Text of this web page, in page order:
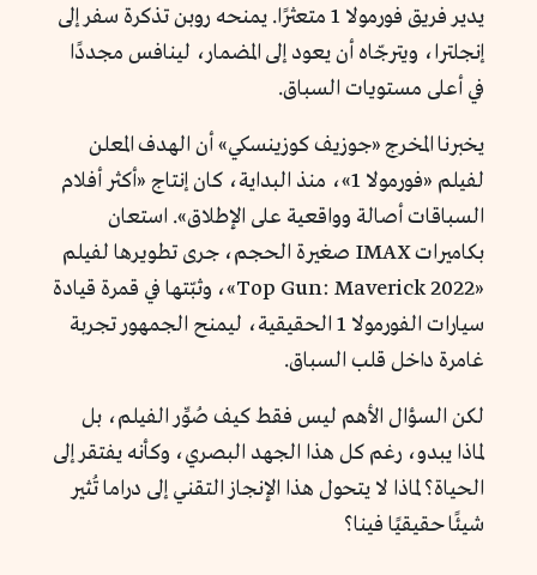
يدير فريق فورمولا 1 متعثرًا. يمنحه روبن تذكرة سفر إلى
إنجلترا، ويترجّاه أن يعود إلى المضمار، لينافس مجددًا
في أعلى مستويات السباق.
يخبرنا المخرج «جوزيف كوزينسكي» أن الهدف المعلن
لفيلم «فورمولا 1»، منذ البداية، كان إنتاج «أكثر أفلام
السباقات أصالة وواقعية على الإطلاق». استعان
بكاميرات IMAX صغيرة الحجم، جرى تطويرها لفيلم
«Top Gun: Maverick 2022»، وثبّتها في قمرة قيادة
سيارات الفورمولا 1 الحقيقية، ليمنح الجمهور تجربة
غامرة داخل قلب السباق.
لكن السؤال الأهم ليس فقط كيف صُوِّر الفيلم، بل
لماذا يبدو، رغم كل هذا الجهد البصري، وكأنه يفتقر إلى
الحياة؟ لماذا لا يتحول هذا الإنجاز التقني إلى دراما تُثير
شيئًا حقيقيًا فينا؟